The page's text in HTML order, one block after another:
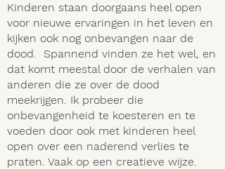
Kinderen staan doorgaans heel open
voor nieuwe ervaringen in het leven en
kijken ook nog onbevangen naar de
dood. Spannend vinden ze het wel, en
dat komt meestal door de verhalen van
anderen die ze over de dood
meekrijgen. Ik probeer die
onbevangenheid te koesteren en te
voeden door ook met kinderen heel
open over een naderend verlies te
praten. Vaak op een creatieve wijze.